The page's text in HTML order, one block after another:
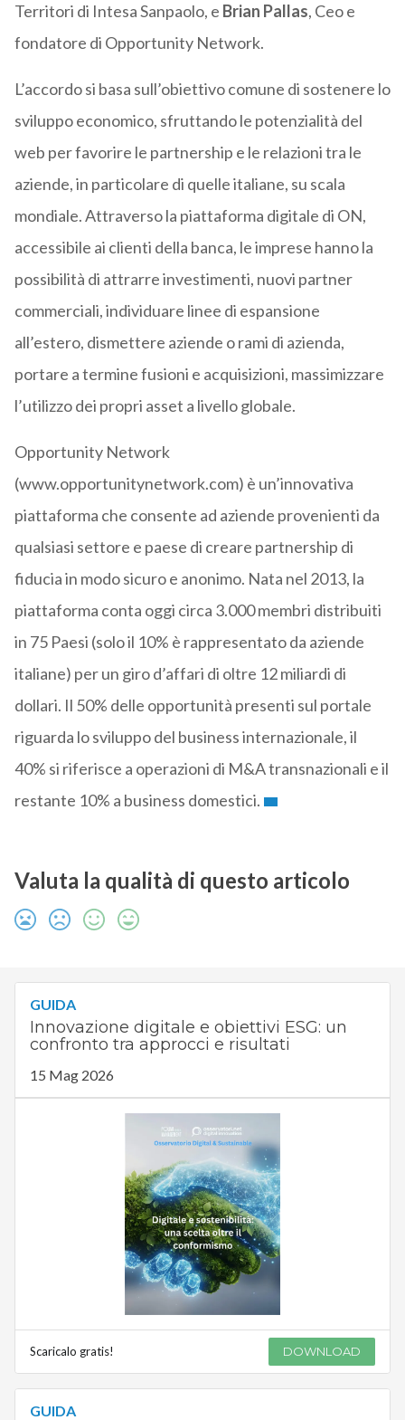
Territori di Intesa Sanpaolo, e Brian Pallas, Ceo e
fondatore di Opportunity Network.
L’accordo si basa sull’obiettivo comune di sostenere lo
sviluppo economico, sfruttando le potenzialità del
web per favorire le partnership e le relazioni tra le
aziende, in particolare di quelle italiane, su scala
mondiale. Attraverso la piattaforma digitale di ON,
accessibile ai clienti della banca, le imprese hanno la
possibilità di attrarre investimenti, nuovi partner
commerciali, individuare linee di espansione
all’estero, dismettere aziende o rami di azienda,
portare a termine fusioni e acquisizioni, massimizzare
l’utilizzo dei propri asset a livello globale.
Opportunity Network
(www.opportunitynetwork.com) è un’innovativa
piattaforma che consente ad aziende provenienti da
qualsiasi settore e paese di creare partnership di
fiducia in modo sicuro e anonimo. Nata nel 2013, la
piattaforma conta oggi circa 3.000 membri distribuiti
in 75 Paesi (solo il 10% è rappresentato da aziende
italiane) per un giro d’affari di oltre 12 miliardi di
dollari. Il 50% delle opportunità presenti sul portale
riguarda lo sviluppo del business internazionale, il
40% si riferisce a operazioni di M&A transnazionali e il
restante 10% a business domestici.
Valuta la qualità di questo articolo
GUIDA
Innovazione digitale e obiettivi ESG: un
confronto tra approcci e risultati
15 Mag 2026
Scaricalo gratis! DOWNLOAD
GUIDA